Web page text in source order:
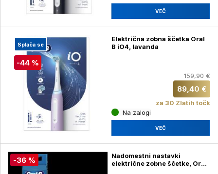
VEČ
Splača se
-44 %
Električna zobna ščetka Oral
B iO4, lavanda
159,90 €
89,40 €
za 30 Zlatih točk
Na zalogi
VEČ
-36 %
Nadomestni nastavki
električne zobne ščetke, Oral-